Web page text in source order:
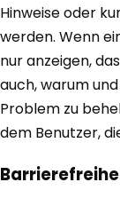
Hinweise oder
werden. Wenn
nur anzeigen,
auch, warum
Problem zu
dem Benutzer,